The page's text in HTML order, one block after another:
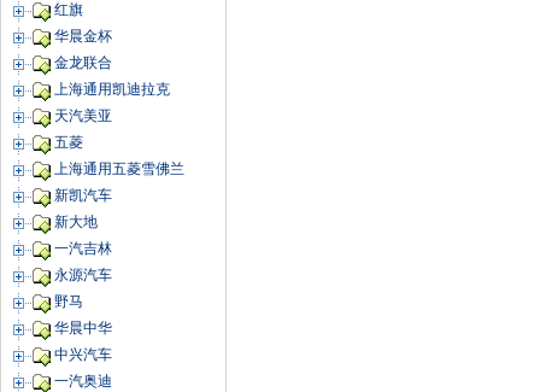
红旗
华晨金杯
金龙联合
上海通用凯迪拉克
天汽美亚
五菱
上海通用五菱雪佛兰
新凯汽车
新大地
一汽吉林
永源汽车
野马
华晨中华
中兴汽车
一汽奥迪